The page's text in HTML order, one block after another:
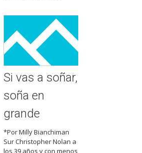
Si vas a soñar,
soña en
grande
*Por Milly Bianchiman
Sur Christopher Nolan a
los 39 años y con menos